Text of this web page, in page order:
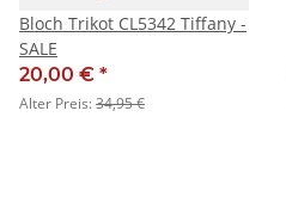
Bloch Trikot CL5342 Tiffany -
SALE
20,00 € *
Alter Preis:34,95 €